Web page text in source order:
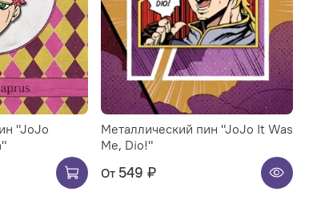
"JoJo
Металлический пин "JoJo It Was
Me, Dio!"
От 549 ₽